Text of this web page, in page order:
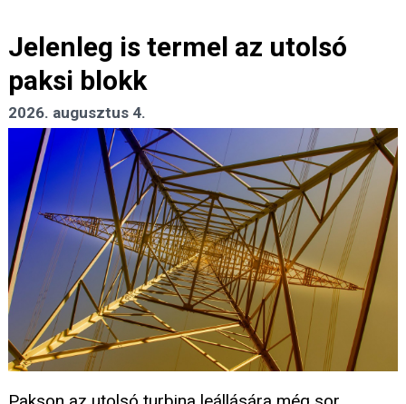
Jelenleg is termel az utolsó
paksi blokk
2026. augusztus 4.